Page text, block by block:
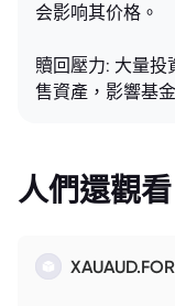
会影响其价格。
贖回壓力: 大量投
售資產，影響基
人們還觀看